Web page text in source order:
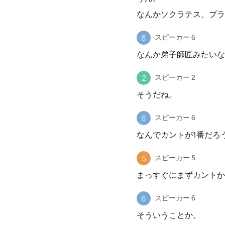
なんかソクラテス、プ
スピーカー 6
なんか弟子師匠みたい
スピーカー 2
そうだね。
スピーカー 6
なんでカントが1番だろ
スピーカー 5
まっすぐにまずカント
スピーカー 6
そういうことか。